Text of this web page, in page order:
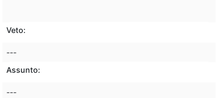
Veto:
---
Assunto:
---